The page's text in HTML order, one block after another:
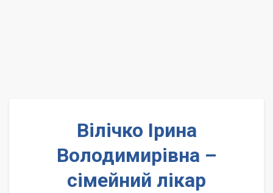
Вілічко Ірина
Володимирівна –
сімейний лікар